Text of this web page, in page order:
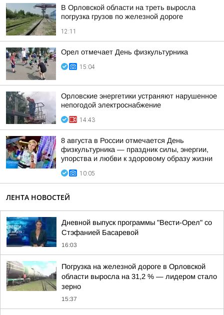
В Орловской области на треть выросла
погрузка грузов по железной дороге
12:11
Орел отмечает День физкультурника
15:04
Орловские энергетики устраняют нарушенное
непогодой электроснабжение
14:43
8 августа в России отмечается День
физкультурника — праздник силы, энергии,
упорства и любви к здоровому образу жизни
10:05
ЛЕНТА НОВОСТЕЙ
Дневной выпуск программы "Вести-Орел" со
Стэфанией Басаревой
16:03
Погрузка на железной дороге в Орловской
области выросла на 31,2 % — лидером стало
зерно
15:37